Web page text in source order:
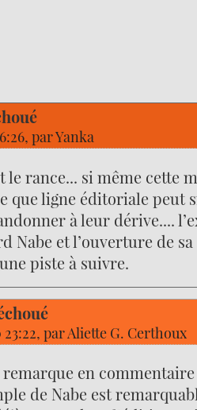
parYanka
le rance... si même cette
que ligne éditoriale peut
à leur dérive....
Nabe et l’ouverture de
piste à suivre.
23:22, parAliette G. Certhoux
en commentaire
de Nabe est